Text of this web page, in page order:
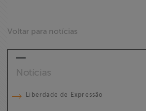
Voltar para notícias
Notícias
Liberdade de Expressão